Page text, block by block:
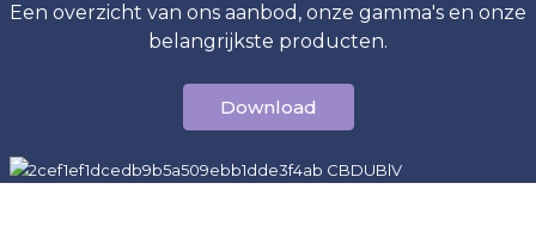
Een overzicht van ons aanbod, onze gamma's en onze
belangrijkste producten.
Download